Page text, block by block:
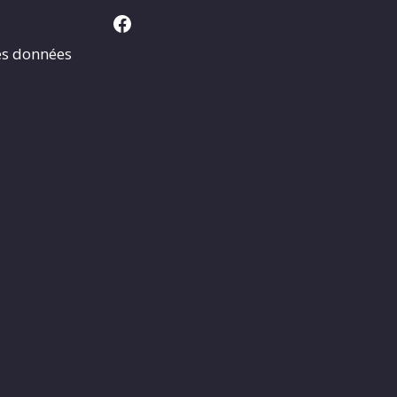
données
Facebook